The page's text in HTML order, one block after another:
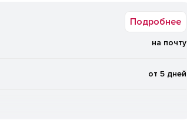
или внешним USB-устройствам хранения;
о прошедших уроках и событиях в
Подробнее
на почту
от 5 дней